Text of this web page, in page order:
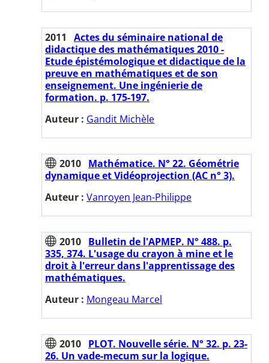
2011
Actes du séminaire national de
didactique des mathématiques 2010 -
Etude épistémologique et didactique de la
preuve en mathématiques et de son
enseignement. Une ingénierie de
formation. p. 175-197.
Auteur : Gandit Michèle
2010 Mathématice. N° 22. Géométrie
dynamique et Vidéoprojection (AC n° 3).
Auteur : Vanroyen Jean-Philippe
2010 Bulletin de l'APMEP. N° 488. p.
335, 374. L'usage du crayon à mine et le
droit à l'erreur dans l'apprentissage des
mathématiques.
Auteur : Mongeau Marcel
2010 PLOT. Nouvelle série. N° 32. p. 23-
26. Un vade-mecum sur la logique.